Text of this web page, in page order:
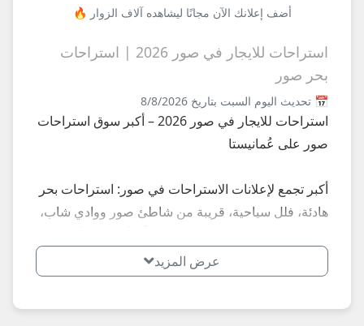
أضف إعلانك الآن مجانًا ليشاهده آلاف الزوار 🔥
استراحات للايجار في صور 2026 | استراحات
بحر صور
📅 تحديث اليوم السبت بتاريخ 8/8/2026
استراحات للايجار في صور 2026 – أكبر سوق استراحات
صور على عُمانيستا
أكبر تجمع لإعلانات الاستراحات في صور: استراحات بحر
هادئة، فلل سياحية، قريبة من شاطئ صور ووادي شاب،
ريال يومياً.
عرض المزيد